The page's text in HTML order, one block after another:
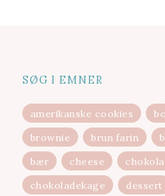
SØG I EMNER
amerikanske cookies
brownie
brun farin
bær
cheese
chokoladekage
dessert